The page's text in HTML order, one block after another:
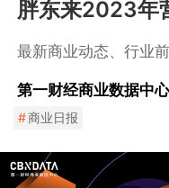
胖东来2023年
最新商业动态、行业
第一财经商业数据中
#商业日报